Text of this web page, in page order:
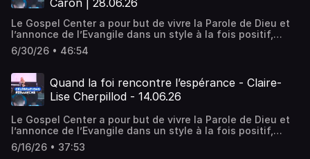
Caron | 28.06.26
Le Gospel Center a pour but de vivre la Parole de Dieu et
l’annonce de l’Evangile dans un style à la fois positif,
pratique et puissant. Positif, en encourageant un style de
vie chrétien qui motive, construit et développe les dons
activités qui rejoignent la vie de tous les jours. Puissant,
en vivant la dimension de la guérison et du miraculeux.
Nous sommes une église désirant vivre la présence
puissance.
6/30/26 • 46:54
Quand la foi rencontre l’espérance - Claire-
Lise Cherpillod - 14.06.26
Le Gospel Center a pour but de vivre la Parole de Dieu et
l’annonce de l’Evangile dans un style à la fois positif,
pratique et puissant. Positif, en encourageant un style de
vie chrétien qui motive, construit et développe les dons
6/16/26 • 37:53